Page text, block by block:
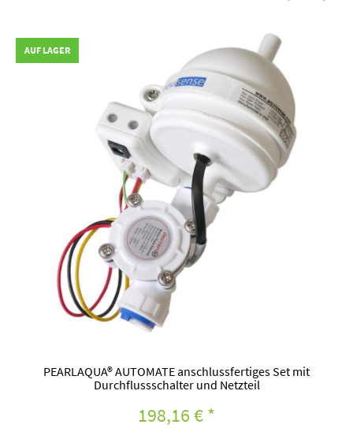
AUF LAGER
PEARLAQUA® AUTOMATE anschlussfertiges Set mit
Durchflussschalter und Netzteil
198,16 €*